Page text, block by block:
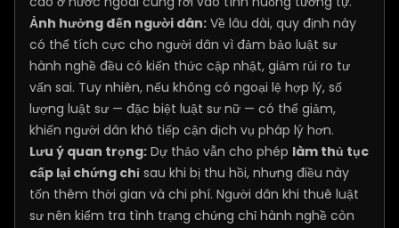
Ảnh hưởng đến người dân: Về lâu dài, quy định này
có thể tích cực cho người dân vì đảm bảo luật sư
hành nghề đều có kiến thức cập nhật, giảm rủi ro tư
vấn sai. Tuy nhiên, nếu không có ngoại lệ hợp lý, số
lượng luật sư — đặc biệt luật sư nữ — có thể giảm,
khiến người dân khó tiếp cận dịch vụ pháp lý hơn.
Lưu ý quan trọng: Dự thảo vẫn cho phép làm thủ tục
cấp lại chứng chỉ sau khi bị thu hồi, nhưng điều này
tốn thêm thời gian và chi phí. Người dân khi thuê luật
sư nên kiểm tra tình trạng chứng chỉ hành nghề còn